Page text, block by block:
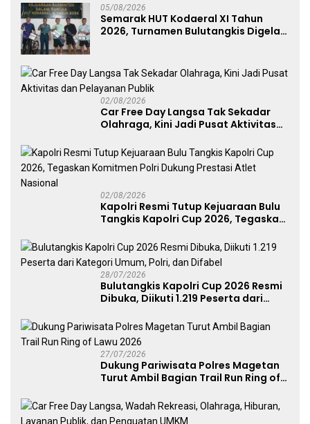
05/08/2026
Semarak HUT Kodaeral XI Tahun
2026, Turnamen Bulutangkis Digelar
02/08/2026
Car Free Day Langsa Tak Sekadar
Olahraga, Kini Jadi Pusat Aktivitas
02/08/2026
Kapolri Resmi Tutup Kejuaraan Bulu
Tangkis Kapolri Cup 2026, Tegaskan
Atlet Nasional
28/07/2026
Bulutangkis Kapolri Cup 2026 Resmi
Dibuka, Diikuti 1.219 Peserta dari
27/07/2026
Dukung Pariwisata Polres Magetan
Turut Ambil Bagian Trail Run Ring of